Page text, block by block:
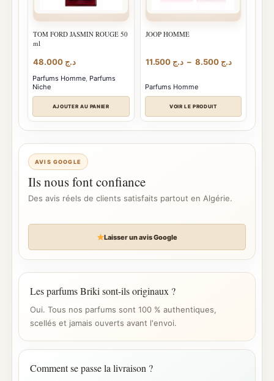
TOM FORD JASMIN ROUGE 50
ml
د.ج
Parfums Homme, Parfums
Niche
AJOUTER AU PANIER
JOOP HOMME
د.ج 8.500
– د.ج 11.500
Plage
Parfums Homme
VOIR LE PRODUIT
AVIS GOOGLE
Ils nous font confiance
Des avis réels de clients satisfaits partout en Algérie.
Laisser un avis Google
Les parfums Briki sont-ils originaux ?
Oui. Tous nos parfums sont 100 % authentiques,
scellés et jamais ouverts avant l'envoi.
Comment se passe la livraison ?